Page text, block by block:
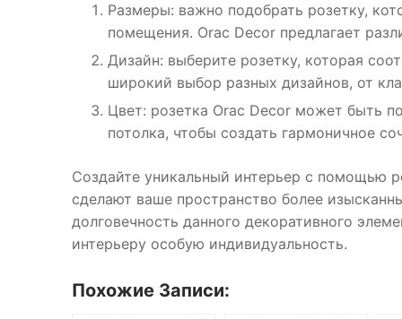
Размеры: важно подобрать розетку,
помещения. Orac Decor предлагает
Дизайн: выберите розетку, которая
широкий выбор разных дизайнов, от
Цвет: розетка Orac Decor может быть
потолка, чтобы создать гармоничное
Создайте уникальный интерьер с помощью
сделают ваше пространство более
долговечность данного декоративного
интерьеру особую индивидуальность.
Похожие Записи: